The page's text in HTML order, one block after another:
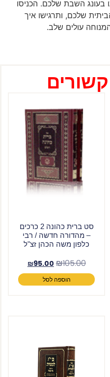
בעונג השבת שלכם. הכניסו
שלכם, ותרגישו איך
עולים שלב.
סט ברית כהונה 2 כרכים
– מהדורה חדשה / רבי
כלפון משה הכהן זצ"ל
₪105.00
₪95.00
הוספה לסל